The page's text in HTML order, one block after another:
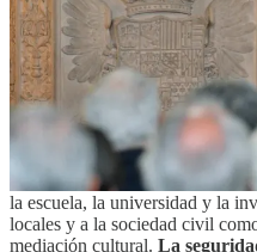
tecnologías se han convertido
nuestras opciones
los prejuicios se exacerban, el
intereses prepotentes siembran
bien puede resistir y
Es necesario, sobre todo por
responsabilidades económicas,
salto cualitativo, un cambio de
la escuela, la universidad y la
locales y a la sociedad civil
mediación cultural. La